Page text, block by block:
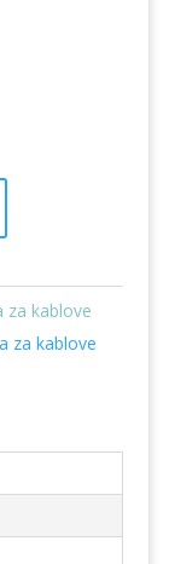
za kablove
za kablove